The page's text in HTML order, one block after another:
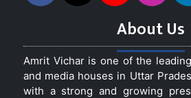
About Us
Amrit Vichar is one of the
and media houses in Uttar
with a strong and growing